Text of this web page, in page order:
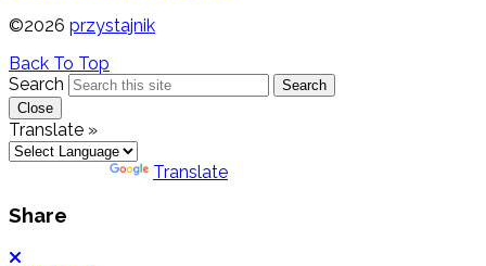
©2026 przystajnik
Back To Top
Search
Search
Close
Translate »
Translate
Share